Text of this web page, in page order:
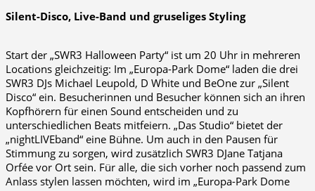
Silent-Disco, Live-Band und gruseliges Styling
Start der „SWR3 Halloween Party“ ist um 20 Uhr in mehreren
Locations gleichzeitig: Im „Europa-Park Dome“ laden die drei
SWR3 DJs Michael Leupold, D White und BeOne zur „Silent
Disco“ ein. Besucherinnen und Besucher können sich an ihren
Kopfhörern für einen Sound entscheiden und zu
unterschiedlichen Beats mitfeiern. „Das Studio“ bietet der
„nightLIVEband“ eine Bühne. Um auch in den Pausen für
Stimmung zu sorgen, wird zusätzlich SWR3 DJane Tatjana
Orfée vor Ort sein. Für alle, die sich vorher noch passend zum
Anlass stylen lassen möchten, wird im „Europa-Park Dome